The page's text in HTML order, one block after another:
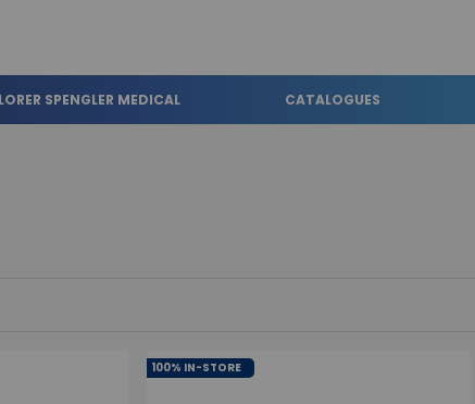
SPENGLER MEDICAL CATALOGUES
100% IN-STORE